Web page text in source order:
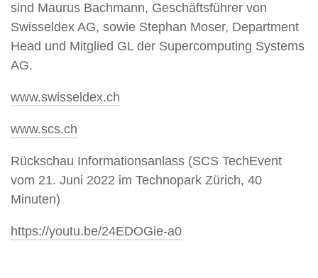
sind Maurus Bachmann, Geschäftsführer von
Swisseldex AG, sowie Stephan Moser, Department
Head und Mitglied GL der Supercomputing Systems
AG.
www.swisseldex.ch
www.scs.ch
Rückschau Informationsanlass (SCS TechEvent
vom 21. Juni 2022 im Technopark Zürich, 40
Minuten)
https://youtu.be/24EDOGie-a0